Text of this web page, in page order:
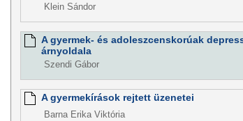
Klein Sándor
A gyermek- és adoleszcenskorúak
árnyoldala
Szendi Gábor
A gyermekírások rejtett üzenetei
Barna Erika Viktória